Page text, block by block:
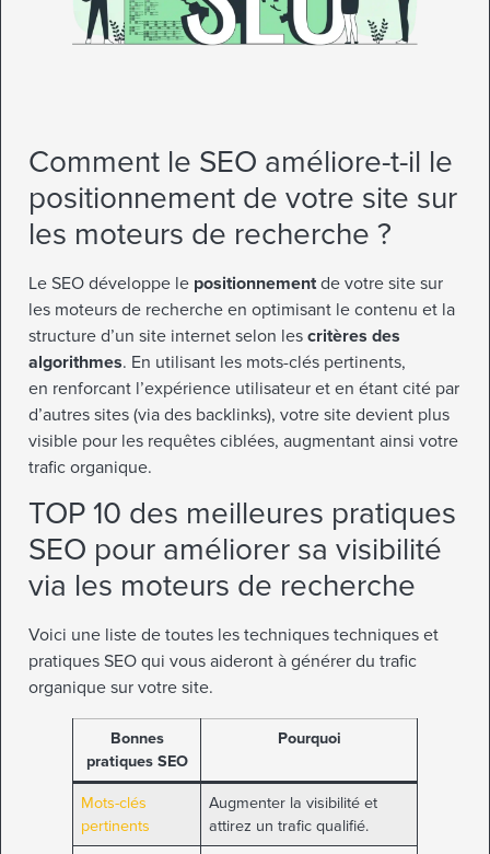
Comment le SEO améliore-t-il le
positionnement de votre site sur
les moteurs de recherche ?
Le SEO développe le positionnementde votre site sur
les moteurs de recherche en optimisant le contenu et la
structure d’un site internet selon les critères des
algorithmes. En utilisant les mots-clés pertinents,
en renforcant l’expérience utilisateur et en étant cité par
d’autres sites (via des backlinks), votre site devient plus
visible pour les requêtes ciblées, augmentant ainsi votre
trafic organique.
TOP 10 des meilleures pratiques
SEO pour améliorer sa visibilité
via les moteurs de recherche
Voici une liste de toutes les techniques techniques et
pratiques SEO qui vous aideront à générer du trafic
organique sur votre site.
Bonnes
pratiques SEO
Pourquoi
Mots-clés
pertinents
Augmenter la visibilité et
attirez un trafic qualifié.